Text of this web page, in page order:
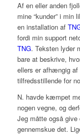
Af en eller anden
mine “kunder” i min
en installation af
fordi min support
TNG. Teksten lyder
bare at beskrive,
ellers er afhængig
tilfredsstillende for
N. havde kæmpet
nogen vegne, og
Jeg måtte også
gennemskue det.